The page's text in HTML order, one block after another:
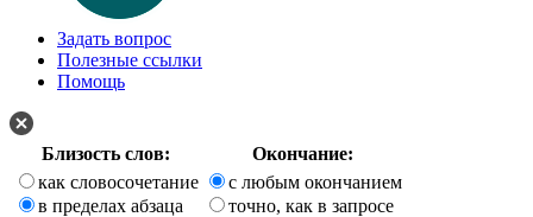
Задать вопрос
Полезные ссылки
Помощь
Близость слов:
Окончание:
как словосочетание
в пределах абзаца
с любым окончанием
точно, как в запросе